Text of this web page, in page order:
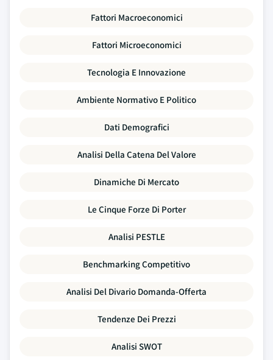
Fattori Macroeconomici
Fattori Microeconomici
Tecnologia E Innovazione
Ambiente Normativo E Politico
Dati Demografici
Analisi Della Catena Del Valore
Dinamiche Di Mercato
Le Cinque Forze Di Porter
Analisi PESTLE
Benchmarking Competitivo
Analisi Del Divario Domanda-Offerta
Tendenze Dei Prezzi
Analisi SWOT